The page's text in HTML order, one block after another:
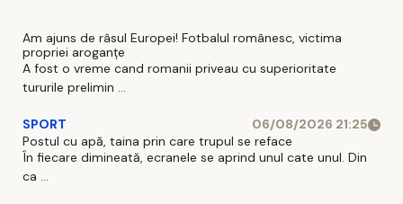
Am ajuns de râsul Europei! Fotbalul românesc, victima
propriei aroganțe
A fost o vreme cand romanii priveau cu superioritate
tururile prelimin ...
SPORT
06/08/2026 21:25
Postul cu apă, taina prin care trupul se reface
În fiecare dimineată, ecranele se aprind unul cate unul. Din
ca ...